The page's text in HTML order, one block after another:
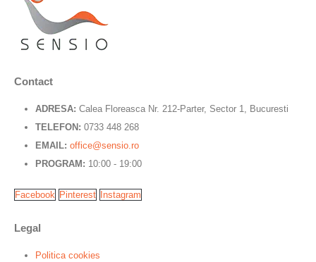
Contact
ADRESA: Calea Floreasca Nr. 212-Parter, Sector 1, Bucuresti
TELEFON: 0733 448 268
EMAIL: office@sensio.ro
PROGRAM: 10:00 - 19:00
Facebook Pinterest Instagram
Legal
Politica cookies